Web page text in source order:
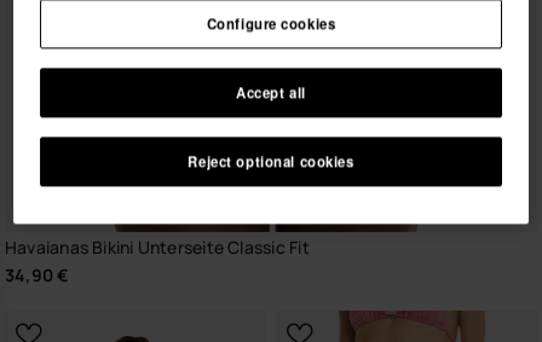
Havaianas Bikini Unterseite Classic Fit
34,90 €
Reject optional cookies
Accept all
Configure cookies